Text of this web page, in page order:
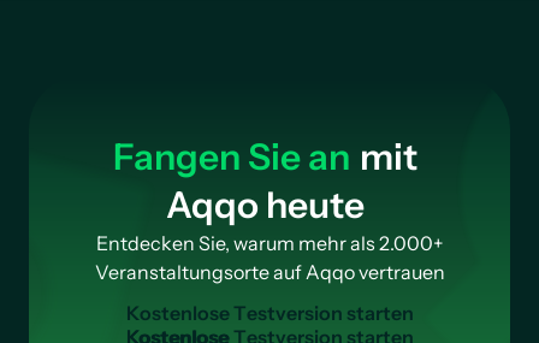
Fangen Sie an mit
Aqqo heute
Entdecken Sie, warum mehr als 2.000+
Veranstaltungsorte auf Aqqo vertrauen
KostenloseTestversion starten